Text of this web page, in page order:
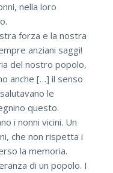
nella loro
forza e la nostra
anziani saggi!
del nostro popolo,
anche […] il senso
le
questo.
i nonni vicini. Un
che non rispetta i
la memoria.
di un popolo. I